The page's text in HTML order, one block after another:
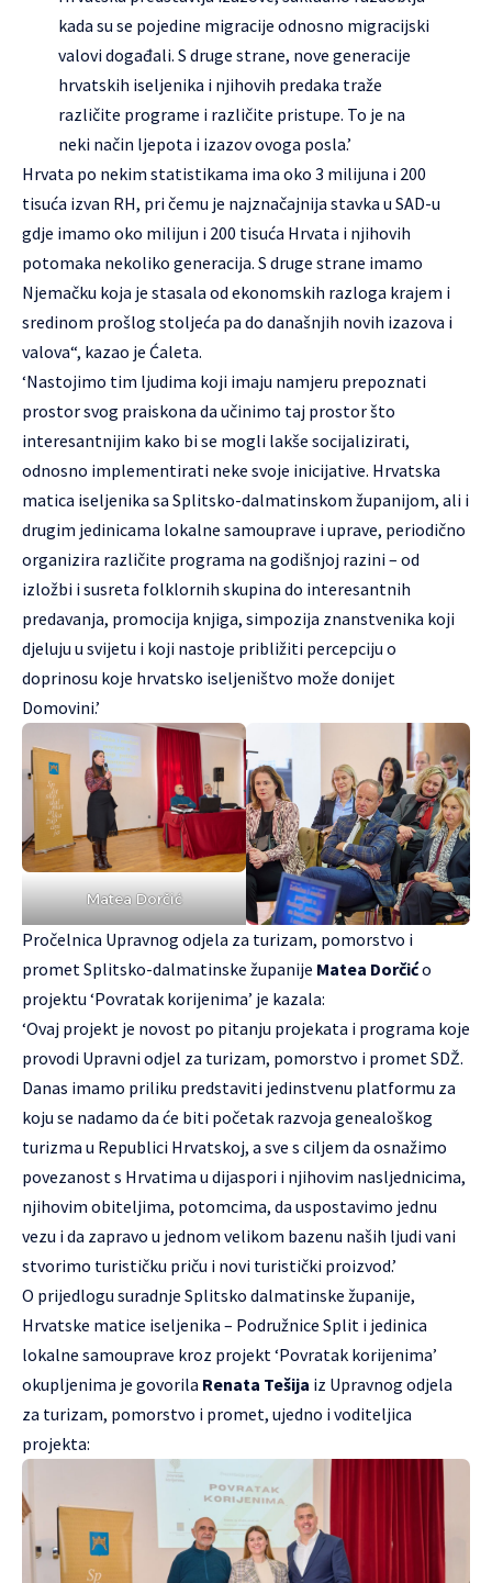
kada su se pojedine migracije odnosno migracijski
valovi događali. S druge strane, nove generacije
hrvatskih iseljenika i njihovih predaka traže
različite programe i različite pristupe. To je na
neki način ljepota i izazov ovoga posla.’
Hrvata po nekim statistikama ima oko 3 milijuna i 200
tisuća izvan RH, pri čemu je najznačajnija stavka u SAD-u
gdje imamo oko milijun i 200 tisuća Hrvata i njihovih
potomaka nekoliko generacija. S druge strane imamo
Njemačku koja je stasala od ekonomskih razloga krajem i
sredinom prošlog stoljeća pa do današnjih novih izazova i
valova“, kazao je Ćaleta.
‘Nastojimo tim ljudima koji imaju namjeru prepoznati
prostor svog praiskona da učinimo taj prostor što
interesantnijim kako bi se mogli lakše socijalizirati,
odnosno implementirati neke svoje inicijative. Hrvatska
matica iseljenika sa Splitsko-dalmatinskom županijom, ali i
drugim jedinicama lokalne samouprave i uprave, periodično
organizira različite programa na godišnjoj razini – od
izložbi i susreta folklornih skupina do interesantnih
predavanja, promocija knjiga, simpozija znanstvenika koji
djeluju u svijetu i koji nastoje približiti percepciju o
doprinosu koje hrvatsko iseljeništvo može donijet
Domovini.’
Matea Dorčić
Pročelnica Upravnog odjela za turizam, pomorstvo i
promet Splitsko-dalmatinske županije Matea Dorčićo
projektu ‘Povratak korijenima’ je kazala:
‘Ovaj projekt je novost po pitanju projekata i programa koje
provodi Upravni odjel za turizam, pomorstvo i promet SDŽ.
Danas imamo priliku predstaviti jedinstvenu platformu za
koju se nadamo da će biti početak razvoja genealoškog
turizma u Republici Hrvatskoj, a sve s ciljem da osnažimo
povezanost s Hrvatima u dijaspori i njihovim nasljednicima,
njihovim obiteljima, potomcima, da uspostavimo jednu
vezu i da zapravo u jednom velikom bazenu naših ljudi vani
stvorimo turističku priču i novi turistički proizvod.’
O prijedlogu suradnje Splitsko dalmatinske županije,
Hrvatske matice iseljenika – Podružnice Split i jedinica
lokalne samouprave kroz projekt ‘Povratak korijenima’
okupljenima je govorila Renata Tešija iz Upravnog odjela
za turizam, pomorstvo i promet, ujedno i voditeljica
projekta: